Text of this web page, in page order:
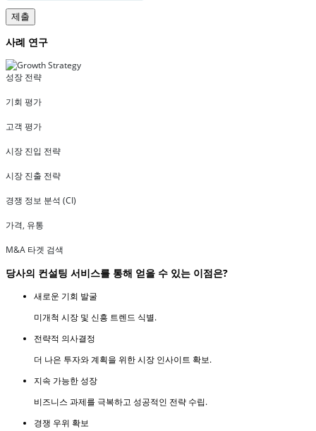
제출
사례 연구
성장 전략
기회 평가
고객 평가
시장 진입 전략
시장 진출 전략
경쟁 정보 분석 (CI)
가격, 유통
M&A 타겟 검색
당사의 컨설팅 서비스를 통해 얻을 수 있는 이점은?
새로운 기회 발굴
미개척 시장 및 신흥 트렌드 식별.
전략적 의사결정
더 나은 투자와 계획을 위한 시장 인사이트 확보.
지속 가능한 성장
비즈니스 과제를 극복하고 성공적인 전략 수립.
경쟁 우위 확보